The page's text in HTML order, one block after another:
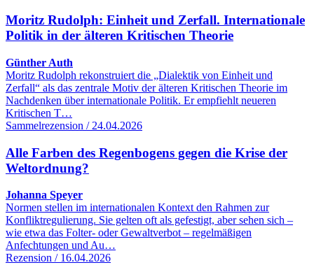
Moritz Rudolph: Einheit und Zerfall. Internationale
Politik in der älteren Kritischen Theorie
Günther Auth
Moritz Rudolph rekonstruiert die „Dialektik von Einheit und
Zerfall“ als das zentrale Motiv der älteren Kritischen Theorie im
Nachdenken über internationale Politik. Er empfiehlt neueren
Kritischen T…
Sammelrezension / 24.04.2026
Alle Farben des Regenbogens gegen die Krise der
Weltordnung?
Johanna Speyer
Normen stellen im internationalen Kontext den Rahmen zur
Konfliktregulierung. Sie gelten oft als gefestigt, aber sehen sich –
wie etwa das Folter- oder Gewaltverbot – regelmäßigen
Anfechtungen und Au…
Rezension / 16.04.2026